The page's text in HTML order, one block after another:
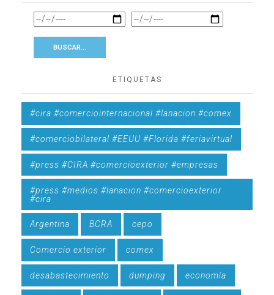
ETIQUETAS
#cira #comerciointernacional #lanacion #comex
#comerciobilateral #EEUU #Florida #feriavirtual
#press #CIRA #comercioexterior #empresas
#press #medios #lanacion #comercioexterior
#cira
Argentina BCRA cepo
Comercio exterior comex
desabastecimiento dumping economía